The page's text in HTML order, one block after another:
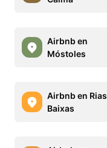
Airbnb en
Móstoles
Airbnb en Rias
Baixas